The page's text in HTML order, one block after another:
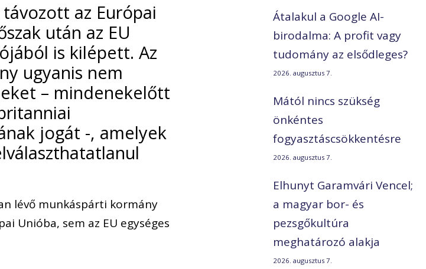
az Európai
után az EU
is kilépett. Az
ugyanis nem
– mindenekelőtt
jogát -, amelyek
lévő munkáspárti kormány
Unióba, sem az EU egységes
Átalakul a Google AI-
birodalma: A profit vagy
tudomány az elsődleges?
2026. augusztus 7.
Mától nincs szükség
önkéntes
fogyasztáscsökkentésre
2026. augusztus 7.
Elhunyt Garamvári Vencel;
a magyar bor- és
pezsgőkultúra
meghatározó alakja
2026. augusztus 7.